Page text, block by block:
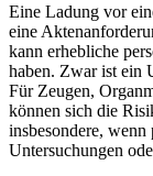
Eine Ladung vor
eine
kann erhebliche
haben. Zwar ist ein
Für Zeugen,
können sich die
insbesondere,
Untersuchungen